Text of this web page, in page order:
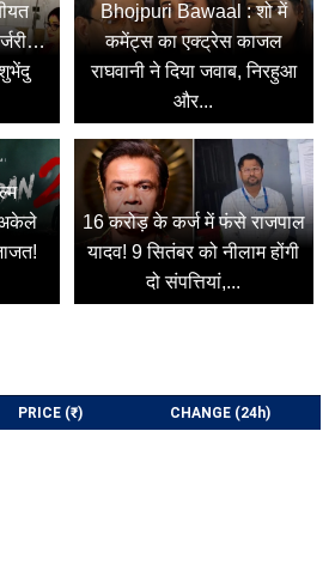
Bhojpuri Bawaal : शो में
कमेंट्स का एक्ट्रेस काजल
राघवानी ने दिया जवाब, निरहुआ
और...
अकेले
16 करोड़ के कर्ज में फंसे राजपाल
यादव! 9 सितंबर को नीलाम होंगी
दो संपत्तियां,...